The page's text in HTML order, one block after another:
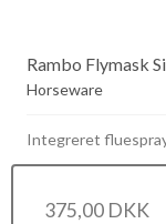
Rambo Flymask
Horseware
Integreret
375,00 DKK